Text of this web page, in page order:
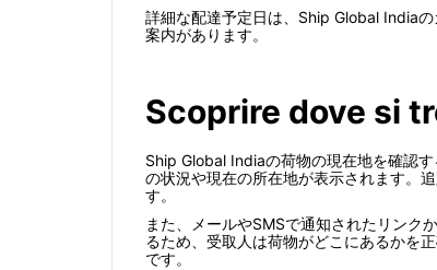
詳細な配達予定日は、Ship Global India
案内があります。
Scoprire dove si
Ship Global Indiaの荷物の現在地を確認
の状況や現在の所在地が表示されます。
す。
また、メールやSMSで通知されたリンク
るため、受取人は荷物がどこにあるかを
です。